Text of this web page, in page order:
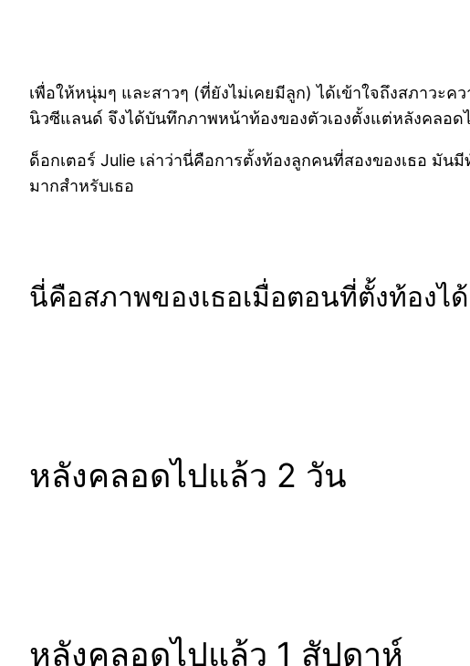
เพื่อให้หนุ่มๆ และสาวๆ (ที่ยังไม่เคยมีลูก) ได้เข้าใจถึงสภาวะ
นิวซีแลนด์ จึงได้บันทึกภาพหน้าท้องของตัวเองตั้งแต่หลังคลอ
ด็อกเตอร์ Julie เล่าว่านี่คือการตั้งท้องลูกคนที่สองของเธอ มั
มากสำหรับเธอ
นี่คือสภาพของเธอเมื่อตอนที่ตั้งท้องไ
หลังคลอดไปแล้ว 2 วัน
หลังคลอดไปแล้ว 1 สัปดาห์